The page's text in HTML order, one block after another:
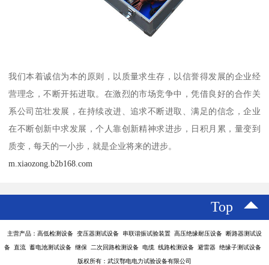
我们本着诚信为本的原则，以质量求生存，以信誉得发展的企业经
营理念，不断开拓进取。在激烈的市场竞争中，凭借良好的合作关
系公司茁壮发展，在持续改进、追求不断进取、满足的信念，企业
在不断创新中求发展，个人靠创新精神求进步，日积月累，量变到
质变，每天的一小步，就是企业将来的进步。
m.xiaozong.b2b168.com
Top
主营产品：高低检测设备 变压器测试设备 串联谐振试验装置 高压绝缘耐压设备 断路器测试设
备 直流 蓄电池测试设备 继保 二次回路检测设备 电缆 线路检测设备 避雷器 绝缘子测试设备
版权所有：武汉鄂电电力试验设备有限公司